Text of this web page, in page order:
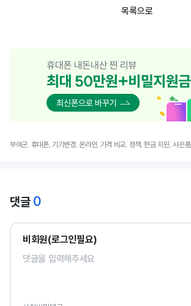
목록으로
부여군, 휴대폰, 기기변경, 온라인, 가격 비교, 정책, 현금 지원, 사은
댓글 0
비회원(로그인필요)